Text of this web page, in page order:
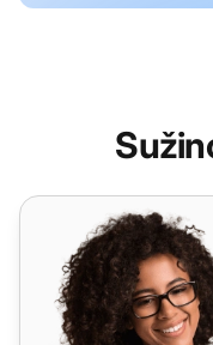
Braintree